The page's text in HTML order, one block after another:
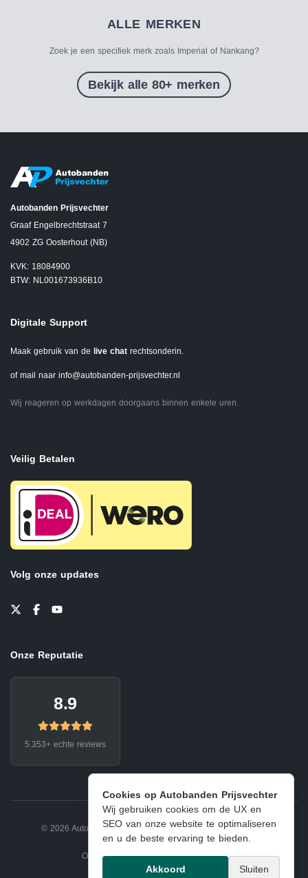
Cookies op Autobanden Prijsvechter
Wij gebruiken cookies om de UX en
SEO van onze website te optimaliseren
en u de beste ervaring te bieden.
Akkoord Sluiten
ALLE MERKEN
Zoek je een specifiek merk zoals Imperial of Nankang?
Bekijk alle 80+ merken
Autobanden Prijsvechter
Graaf Engelbrechtstraat 7
4902 ZG Oosterhout (NB)
KVK: 18084900
BTW: NL001673936B10
Digitale Support
Maak gebruik van de live chat rechtsonderin.
of mail naar info@autobanden-prijsvechter.nl
Wij reageren op werkdagen doorgaans binnen enkele uren.
Veilig Betalen
Volg onze updates
Onze Reputatie
8.9
5.353+ echte reviews
© 2026 Autobanden Prijsvechter. Privacy | Voorwaarden
Onderdeel van EJ Banden Oosterhout